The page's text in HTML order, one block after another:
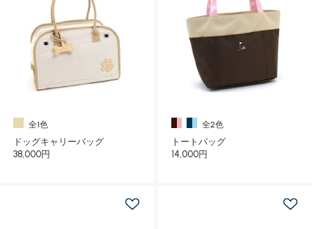
全1色
ドッグキャリーバッグ
38,000円
全2色
トートバッグ
14,000円